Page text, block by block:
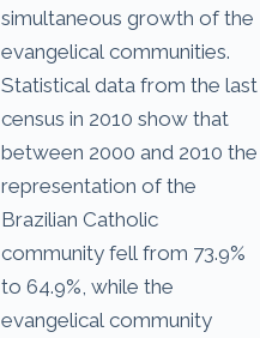
simultaneous growth of the
evangelical communities.
Statistical data from the last
census in 2010 show that
between 2000 and 2010 the
representation of the
Brazilian Catholic
community fell from 73.9%
to 64.9%, while the
evangelical community